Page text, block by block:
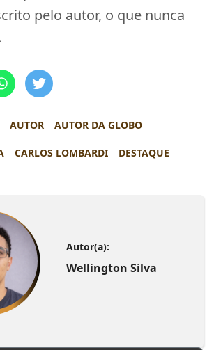
pelo autor, o que nunca
AUTOR AUTOR DA GLOBO
CARLOS LOMBARDI DESTAQUE
Autor(a):
Wellington Silva